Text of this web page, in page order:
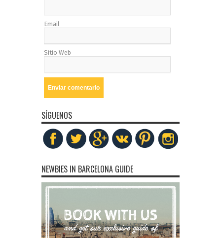
Email
Sitio Web
SÍGUENOS
NEWBIES IN BARCELONA GUIDE